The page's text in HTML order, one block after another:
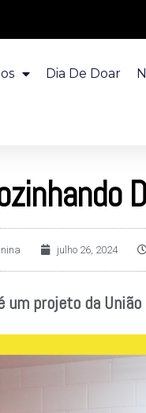
Dia De Doar
julho 26, 2024
projeto da